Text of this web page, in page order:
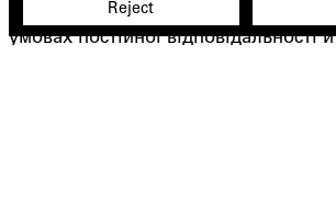
Як вам вдається зберігати
умовах постійної відповідальності
Reject